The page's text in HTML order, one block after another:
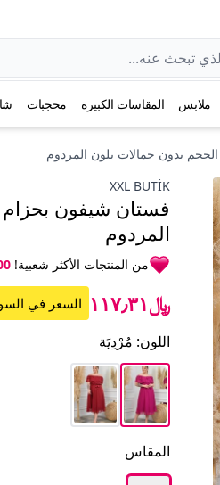
ملابس المقاسات الكبيرة محجبات
بدون حمالات بلون المردوم
XXL BUTİK
فستان شيفون بحزام
المردوم
من المنتجات الأكثر شعبية!
﷼١١٧٫٣١ السعر في
اللون: مُرْدِيَة
المقاس